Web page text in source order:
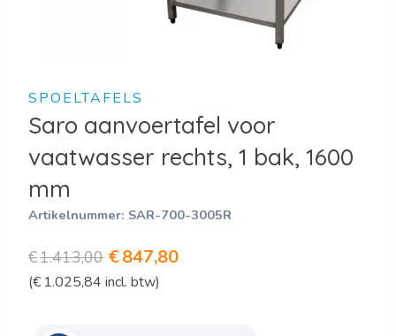
SPOELTAFELS
Saro aanvoertafel voor
vaatwasser rechts, 1 bak, 1600
mm
Artikelnummer: SAR-700-3005R
€1.413,00 Oorspronkelijke
prijs
€847,80Huidige
(€ 1.025,84 incl. btw)